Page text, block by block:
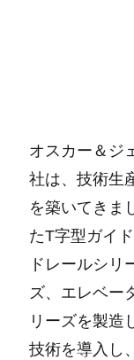
オスカー＆ジ
社は、技術生
を築いてきま
たT字型ガイ
ドレールシリ
ズ、エレベー
リーズを製造
技術を導入し